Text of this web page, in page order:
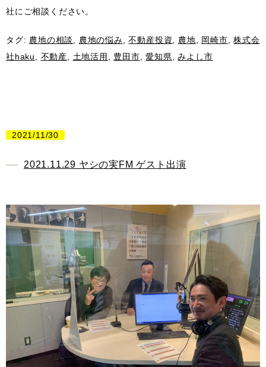
社にご相談ください。
タグ: 農地の相談 農地の悩み ,不動産投資 農地 岡崎市 ,株式会
社haku
不動産 土地活用 豊田市 ,愛知県 ,みよし市
2021/11/30
2021.11.29 ヤシの実FM ゲスト出演